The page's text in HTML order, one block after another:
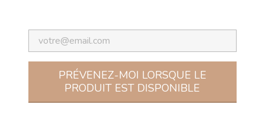
PRÉVENEZ-MOI LORSQUE LE
PRODUIT EST DISPONIBLE